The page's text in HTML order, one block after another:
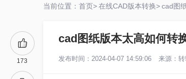
当前位置：首页> 在线CAD版本转换> cad图
173
cad图纸版本太高如何转
发布时间：2024-04-07 14:59:06 来源：